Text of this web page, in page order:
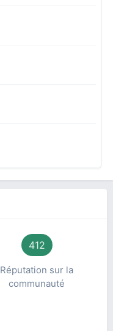
412
Réputation sur la
communauté